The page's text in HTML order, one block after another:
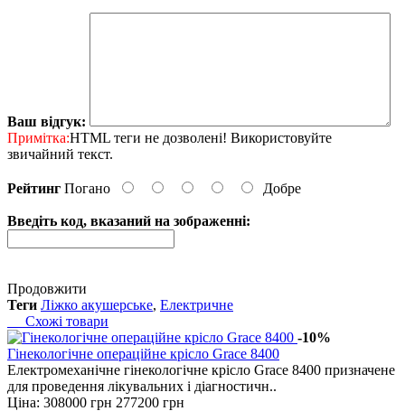
Ваш відгук:
Примітка:HTML теги не дозволені! Використовуйте
звичайний текст.
Рейтинг Погано Добре
Введіть код, вказаний на зображенні:
Продовжити
Теги Ліжко акушерське, Електричне
Схожі товари
-10%
Гінекологічне операційне крісло Grace 8400
Електромеханічне гінекологічне крісло Grace 8400 призначене
для проведення лікувальних і діагностичн..
Ціна: 308000 грн 277200 грн